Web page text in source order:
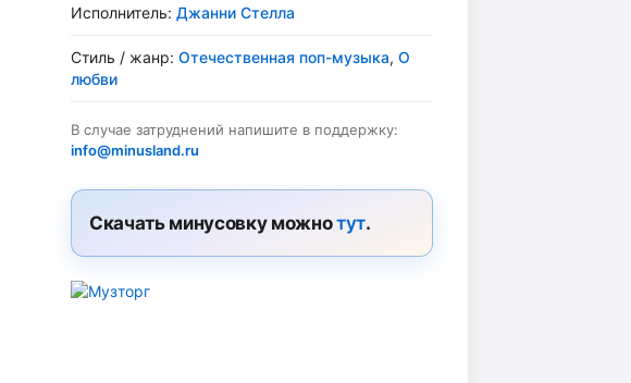
Исполнитель: Джанни Стелла
Стиль / жанр: Отечественная поп-музыка, О
любви
В случае затруднений напишите в поддержку:
info@minusland.ru
Скачать минусовку можнотут.